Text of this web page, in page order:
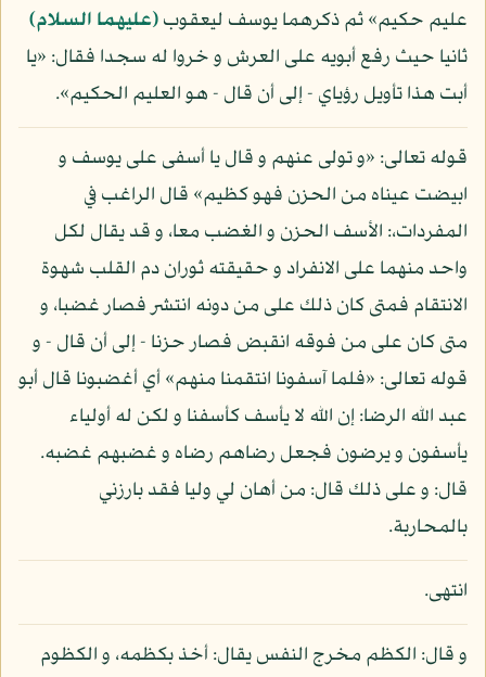
عليم حكيم» ثم ذكرهما يوسف ليعقوب(عليهما السلام)
ثانيا حيث رفع أبويه على العرش و خروا له سجدا فقال: «يا
أبت هذا تأويل رؤياي - إلى أن قال - هو العليم الحكيم».
قوله تعالى: «و تولى عنهم و قال يا أسفى على يوسف و
ابيضت عيناه من الحزن فهو كظيم» قال الراغب في
المفردات،: الأسف الحزن و الغضب معا، و قد يقال لكل
واحد منهما على الانفراد و حقيقته ثوران دم القلب شهوة
الانتقام فمتى كان ذلك على من دونه انتشر فصار غضبا، و
متى كان على من فوقه انقبض فصار حزنا - إلى أن قال - و
قوله تعالى: «فلما آسفونا انتقمنا منهم» أي أغضبونا قال أبو
عبد الله الرضا: إن الله لا يأسف كأسفنا و لكن له أولياء
يأسفون و يرضون فجعل رضاهم رضاه و غضبهم غضبه.
قال: و على ذلك قال: من أهان لي وليا فقد بارزني
بالمحاربة.
انتهى.
و قال: الكظم مخرج النفس يقال: أخذ بكظمه، و الكظوم